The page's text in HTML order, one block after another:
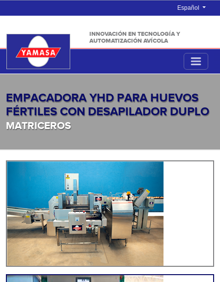
Español
INNOVACIÓN EN TECNOLOGÍA Y
AUTOMATIZACIÓN AVÍCOLA
EMPACADORA YHD PARA HUEVOS
FÉRTILES CON DESAPILADOR DUPLO
MATRICEROS